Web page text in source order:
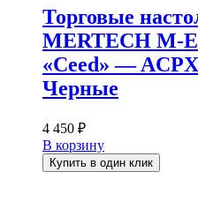
Торговые
MERTECH M-
«Ceed» —
Черные
4 450 ₽
В корзину
Купить в один клик